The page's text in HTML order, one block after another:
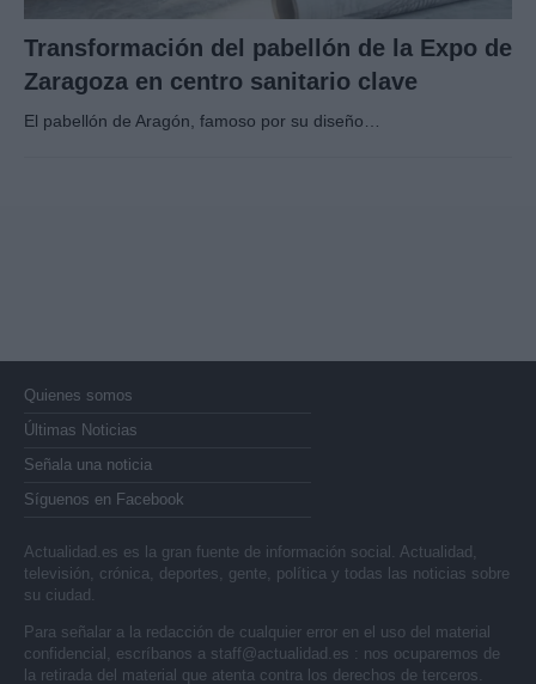
Transformación del pabellón de la Expo de
Zaragoza en centro sanitario clave
El pabellón de Aragón, famoso por su diseño…
Quienes somos
Últimas Noticias
Señala una noticia
Síguenos en Facebook
Actualidad.es es la gran fuente de información social. Actualidad,
televisión, crónica, deportes, gente, política y todas las noticias sobre
su ciudad.
Para señalar a la redacción de cualquier error en el uso del material
confidencial, escríbanos a staff@actualidad.es : nos ocuparemos de
la retirada del material que atenta contra los derechos de terceros.